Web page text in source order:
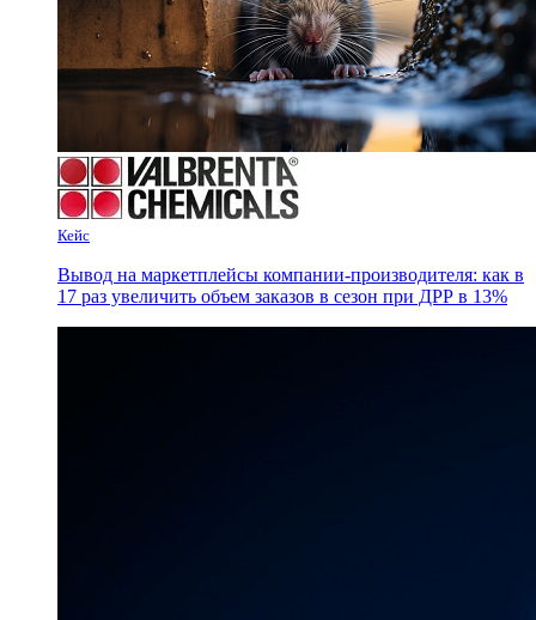
Кейс
Вывод на маркетплейсы компании-производителя: как в
17 раз увеличить объем заказов в сезон при ДРР в 13%